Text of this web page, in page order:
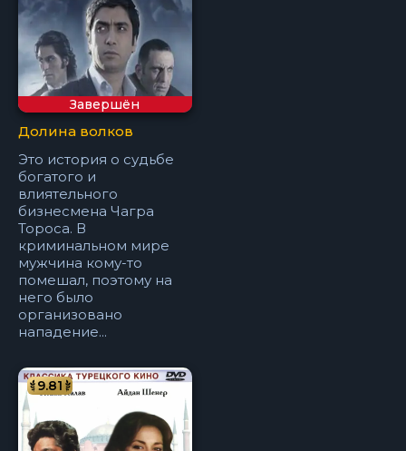
Завершён
Долина волков
Это история о судьбе
богатого и
влиятельного
бизнесмена Чагра
Тороса. В
криминальном мире
мужчина кому-то
помешал, поэтому на
него было
организовано
нападение...
9.81